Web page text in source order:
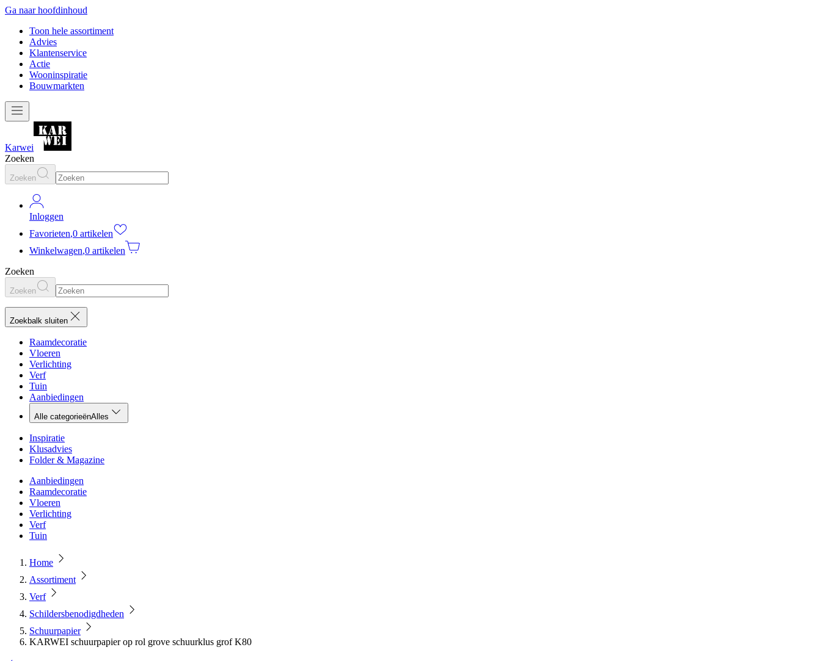
Ga naar hoofdinhoud
Toon hele assortiment
Advies
Klantenservice
Actie
Wooninspiratie
Bouwmarkten
Karwei
Zoeken
Zoeken
Inloggen
Favorieten,0 artikelen
Winkelwagen,0 artikelen
Zoeken
Zoeken
Zoekbalk sluiten
Raamdecoratie
Vloeren
Verlichting
Verf
Tuin
Aanbiedingen
Alle categorieënAlles
Inspiratie
Klusadvies
Folder & Magazine
Aanbiedingen
Raamdecoratie
Vloeren
Verlichting
Verf
Tuin
Home
Assortiment
Verf
Schildersbenodigdheden
Schuurpapier
KARWEI schuurpapier op rol grove schuurklus grof K80